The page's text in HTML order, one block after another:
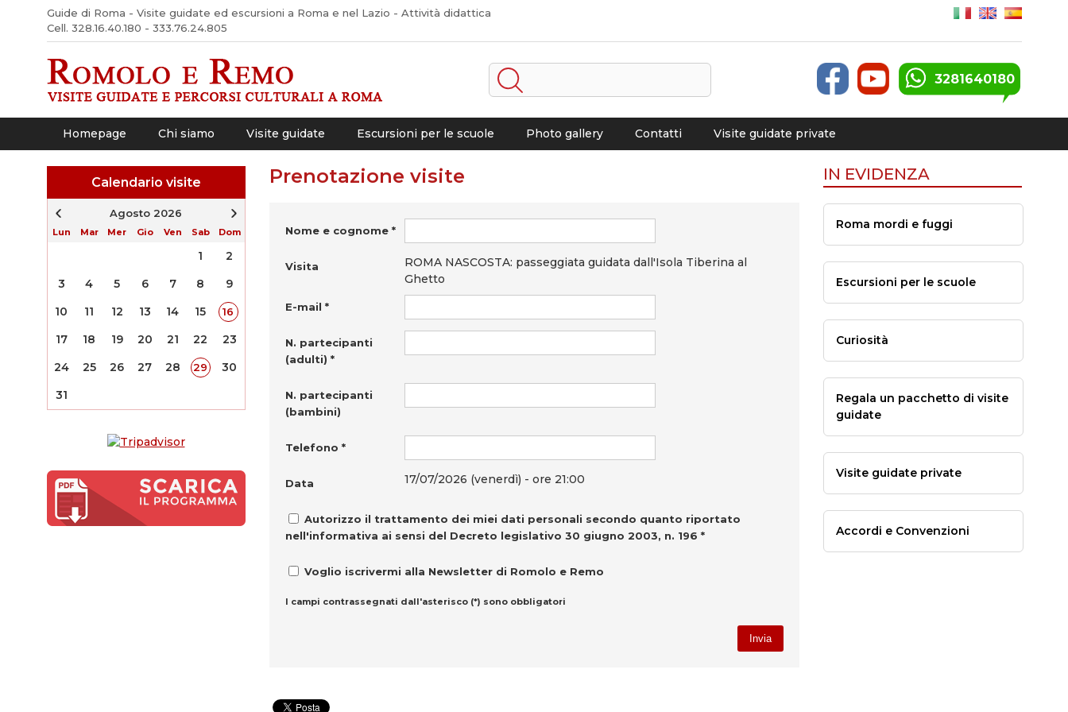
Guide di Roma - Visite guidate ed escursioni a Roma e nel Lazio - Attività didattica
Cell. 328.16.40.180 - 333.76.24.805
3281640180
Homepage Chi siamo Visite guidate Escursioni per le scuole Photo gallery Contatti Visite guidate private
Calendario visite
Agosto 2026
Lun Mar Mer Gio Ven Sab Dom
1
2
3
4 5 6 7 8
9
10
11 12 13 14 15 16
17 18 19 20 21 22
23
24
25 26 27 28 29
30
31
Prenotazione visite
Nome e cognome *
Visita
ROMA NASCOSTA: passeggiata guidata dall'Isola Tiberina al
Ghetto
E-mail *
N. partecipanti
(adulti) *
N. partecipanti
(bambini)
Telefono *
Data 17/07/2026 (venerdì) - ore 21:00
Autorizzo il trattamento dei miei dati personali secondo quanto riportato
nell'informativa ai sensi del Decreto legislativo 30 giugno 2003, n. 196 *
Voglio iscrivermi alla Newsletter di Romolo e Remo
I campi contrassegnati dall'asterisco (*) sono obbligatori
IN EVIDENZA
Roma mordi e fuggi
Escursioni per le scuole
Curiosità
Regala un pacchetto di visite
guidate
Visite guidate private
Accordi e Convenzioni